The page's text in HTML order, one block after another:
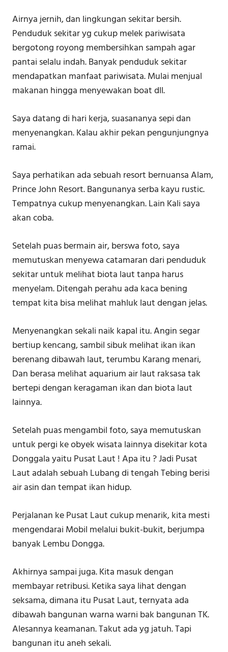
Airnya jernih, dan lingkungan sekitar bersih.
Penduduk sekitar yg cukup melek pariwisata
bergotong royong membersihkan sampah agar
pantai selalu indah. Banyak penduduk sekitar
mendapatkan manfaat pariwisata. Mulai menjual
makanan hingga menyewakan boat dll.
Saya datang di hari kerja, suasananya sepi dan
menyenangkan. Kalau akhir pekan pengunjungnya
ramai.
Saya perhatikan ada sebuah resort bernuansa Alam,
Prince John Resort. Bangunanya serba kayu rustic.
Tempatnya cukup menyenangkan. Lain Kali saya
akan coba.
Setelah puas bermain air, berswa foto, saya
memutuskan menyewa catamaran dari penduduk
sekitar untuk melihat biota laut tanpa harus
menyelam. Ditengah perahu ada kaca bening
tempat kita bisa melihat mahluk laut dengan jelas.
Menyenangkan sekali naik kapal itu. Angin segar
bertiup kencang, sambil sibuk melihat ikan ikan
berenang dibawah laut, terumbu Karang menari,
Dan berasa melihat aquarium air laut raksasa tak
bertepi dengan keragaman ikan dan biota laut
lainnya.
Setelah puas mengambil foto, saya memutuskan
untuk pergi ke obyek wisata lainnya disekitar kota
Donggala yaitu Pusat Laut ! Apa itu ? Jadi Pusat
Laut adalah sebuah Lubang di tengah Tebing berisi
air asin dan tempat ikan hidup.
Perjalanan ke Pusat Laut cukup menarik, kita mesti
mengendarai Mobil melalui bukit-bukit, berjumpa
banyak Lembu Dongga.
Akhirnya sampai juga. Kita masuk dengan
membayar retribusi. Ketika saya lihat dengan
seksama, dimana itu Pusat Laut, ternyata ada
dibawah bangunan warna warni bak bangunan TK.
Alesannya keamanan. Takut ada yg jatuh. Tapi
bangunan itu aneh sekali.